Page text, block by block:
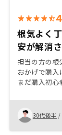
根気よく
安が解消
担当の方の根
おかげで購入
まだ購入初
です。今後
30代後半 /